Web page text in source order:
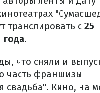
транслировать с 25
года.
что сняли и
часть франшизы
свадьба". Кино, на